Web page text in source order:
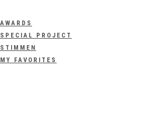
AWARDS
SPECIAL PROJECT
STIMMEN
MY FAVORITES